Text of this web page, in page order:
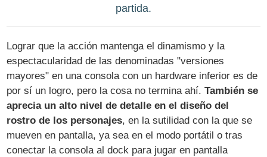
partida.
Lograr que la acción mantenga el dinamismo y la
espectacularidad de las denominadas "versiones
mayores" en una consola con un hardware inferior es de
por sí un logro, pero la cosa no termina ahí.También se
aprecia un alto nivel de detalle en el diseño del
rostro de los personajes, en la sutilidad con la que se
mueven en pantalla, ya sea en el modo portátil o tras
conectar la consola al dock para jugar en pantalla